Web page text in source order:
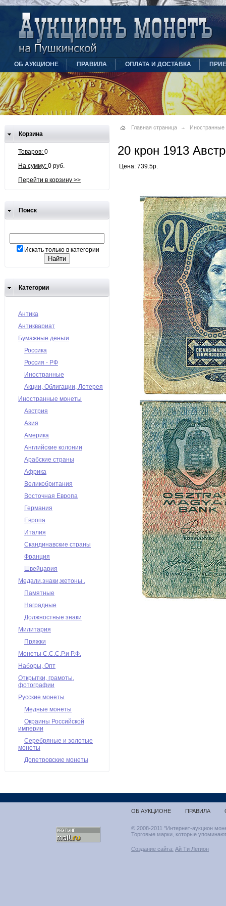
ОБ АУКЦИОНЕ ПРАВИЛА ОПЛАТА И ДОСТАВКА
Корзина
Товаров: 0
На сумму: 0 руб.
Перейти в корзину >>
Поиск
Искать только в категории
Категории
Антика
Антиквариат
Бумажные деньги
Россика
Россия - РФ
Иностранные
Акции, Облигации, Лотерея
Иностранные монеты
Австрия
Азия
Америка
Английские колонии
Арабские страны
Африка
Великобритания
Восточная Европа
Германия
Европа
Италия
Скандинавские страны
Франция
Швейцария
Медали,знаки,жетоны .
Памятные
Наградные
Должностные знаки
Милитария
Пряжки
Монеты С.С.С.Р.и Р.Ф.
Наборы, Опт
Открытки, грамоты,
фотографии
Русские монеты
Медные монеты
Окраины Российской
империи
Серебряные и золотые
монеты
Допетровские монеты
Главная страница Иностранные
20 крон 1913
Цена: 739.5р.
ОБ АУКЦИОНЕ ПРАВИЛА
© 2008-2011 "Интернет-аукцион
Торговые марки, которые
Создание сайта: Ай Ти Легион